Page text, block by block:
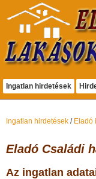
Ingatlan hirdetések
Ingatlan hirdetések / Eladó
Eladó Családi
Az ingatlan